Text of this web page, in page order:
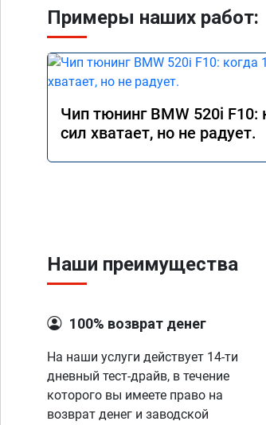
Примеры наших работ:
Чип тюнинг BMW 520i F10:
сил хватает, но не радует.
Наши преимущества
100% возврат денег
На наши услуги действует 14-ти
дневный тест-драйв, в течение
которого вы имеете право на
возврат денег и заводской